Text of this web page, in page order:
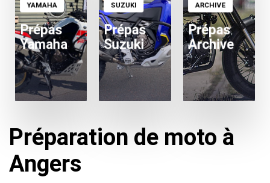
YAMAHA
Prépas
Yamaha
Voir les prépas
SUZUKI
Prépas
Suzuki
Voir les prépas
ARCHIVE
Prépas
Archive
Voir les prépas
Préparation de moto à
Angers